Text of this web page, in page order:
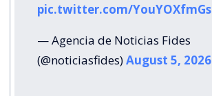
pic.twitter.com/YouYOXfmGs
— Agencia de Noticias Fides
(@noticiasfides)August 5, 2026